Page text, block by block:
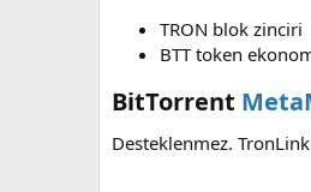
i
TRON blok zinciri
BTT token
BitTorrent
Desteklenmez. TronLink